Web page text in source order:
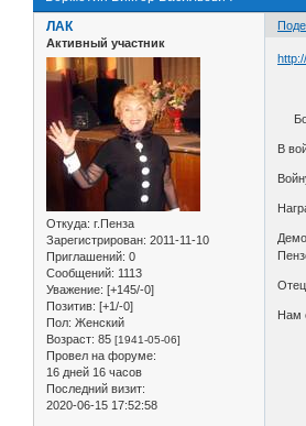
ЛАК
Активный участник
Откуда: г.Пенза
Зарегистрирован: 2011-11-10
Приглашений: 0
Сообщений: 1113
Уважение: [+145/-0]
Позитив: [+1/-0]
Пол: Женский
Возраст: 85 [1941-05-06]
Провел на форуме:
16 дней 16 часов
Последний визит:
2020-06-15 17:52:58
В
Отец
Нам